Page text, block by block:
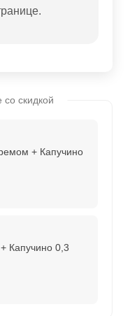
скидкой
+ Капучино
Капучино 0,3